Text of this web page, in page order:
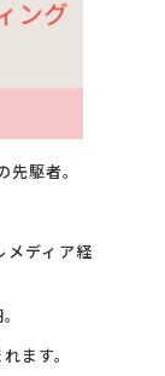
駆者。
メディア経
ます。